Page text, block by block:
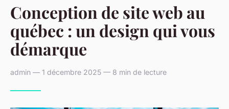
Conception de site web au
québec : un design qui vous
démarque
admin — 1 décembre 2025 — 8 min de lecture